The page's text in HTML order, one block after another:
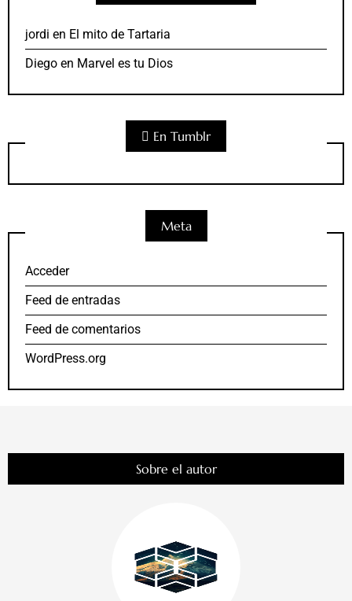
jordi en El mito de Tartaria
Diego en Marvel es tu Dios
En Tumblr
Meta
Acceder
Feed de entradas
Feed de comentarios
WordPress.org
Sobre el autor